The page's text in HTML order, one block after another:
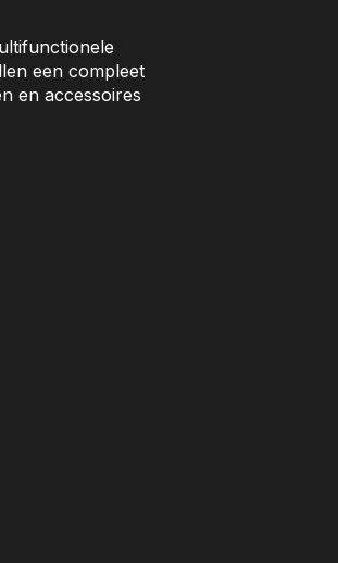
een compleet
en accessoires